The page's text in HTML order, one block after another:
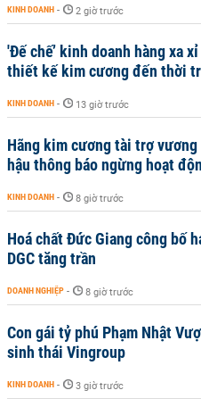
KINH DOANH - 2 giờ trước
'Đế chế’ kinh doanh hàng xa
thiết kế kim cương đến thời
KINH DOANH - 13 giờ trước
Hãng kim cương tài trợ
hậu thông báo ngừng hoạt
KINH DOANH - 8 giờ trước
Hoá chất Đức Giang công bố
DGC tăng trần
DOANH NGHIỆP - 8 giờ trước
Con gái tỷ phú Phạm Nhật
sinh thái Vingroup
KINH DOANH - 3 giờ trước